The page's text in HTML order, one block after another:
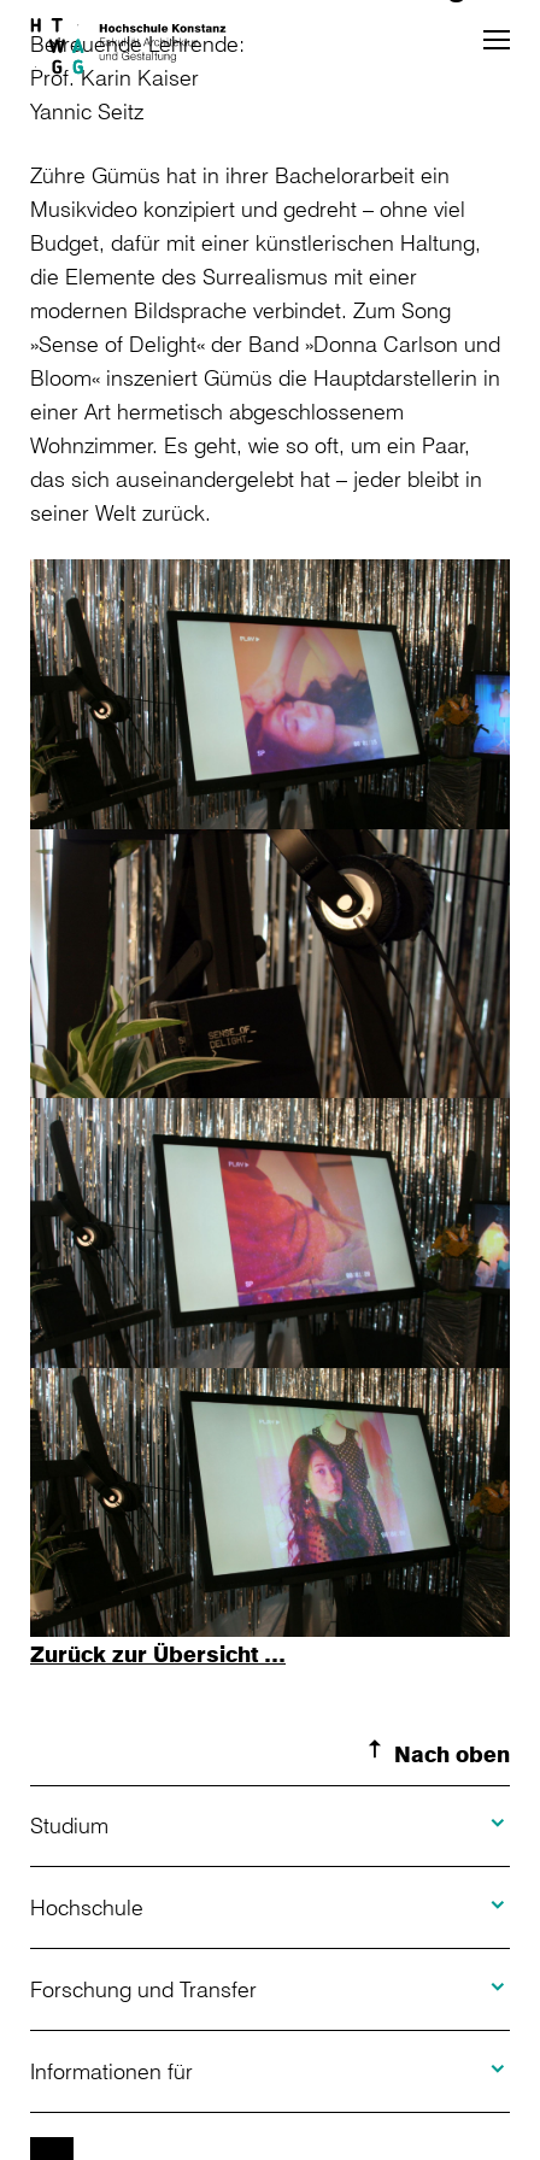
Skip to main content
Betreuende Lehrende:
Prof. Karin Kaiser
Yannic Seitz
Zühre Gümüs hat in ihrer Bachelorarbeit ein
Musikvideo konzipiert und gedreht – ohne viel
Budget, dafür mit einer künstlerischen Haltung,
die Elemente des Surrealismus mit einer
modernen Bildsprache verbindet. Zum Song
»Sense of Delight« der Band »Donna Carlson und
Bloom« inszeniert Gümüs die Hauptdarstellerin in
einer Art hermetisch abgeschlossenem
Wohnzimmer. Es geht, wie so oft, um ein Paar,
das sich auseinandergelebt hat – jeder bleibt in
seiner Welt zurück.
Zurück zur Übersicht …
Nach oben
Studium
Studienangebot
Bewerbung
Studienberatung
Weiterbildung
Hochschule
Über uns
Aktuelles
Forschung und Transfer
Projekte
Informationen für